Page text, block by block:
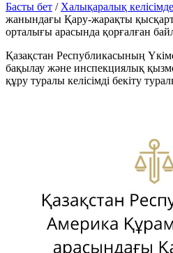
Басты бет / Халықаралық
жанындағы Қару-жарақты
орталығы арасында қорғалған
Қазақстан Республикасының
бақылау және инспекциялық
құру туралы келiсiмдi бекiту